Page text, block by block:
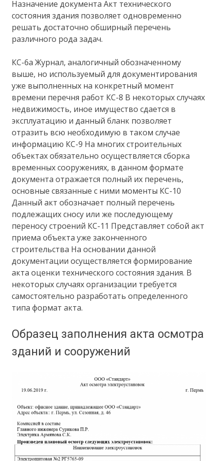
Назначение документа Акт технического
состояния здания позволяет одновременно
решать достаточно обширный перечень
различного рода задач.
КС-6а Журнал, аналогичный обозначенному
выше, но используемый для документирования
уже выполненных на конкретный момент
времени перечня работ КС-8 В некоторых случаях
недвижимость, иное имущество сдается в
эксплуатацию и данный бланк позволяет
отразить всю необходимую в таком случае
информацию КС-9 На многих строительных
объектах обязательно осуществляется сборка
временных сооружениях, в данном формате
документа отражается полный их перечень,
основные связанные с ними моменты КС-10
Данный акт обозначает полный перечень
подлежащих сносу или же последующему
переносу строений КС-11 Представляет собой акт
приема объекта уже законченного
строительства На основании данной
документации осуществляется формирование
акта оценки технического состояния здания. В
некоторых случаях организации требуется
самостоятельно разработать определенного
типа формат акта.
Образец заполнения акта осмотра
зданий и сооружений